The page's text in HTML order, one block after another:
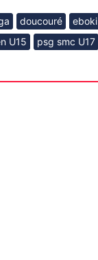
doucouré eboki
U15 psg smc U17